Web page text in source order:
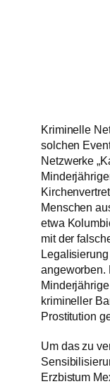
Kriminelle
solchen
Netzwerke
Menschen
etwa
mit der
angeworben.
krimineller
Prostitution
Um das zu
Erzbistum